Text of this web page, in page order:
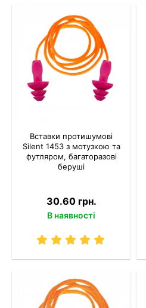
Вставки протишумові
Silent 1453 з мотузкою та
футляром, багаторазові
беруші
30.60 грн.
В наявності